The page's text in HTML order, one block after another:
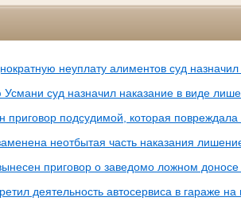
неуплату алиментов суд
суд назначил наказание в виде
приговор подсудимой, которая
неотбытая часть наказания
приговор о заведомо ложном
деятельность автосервиса в гараже